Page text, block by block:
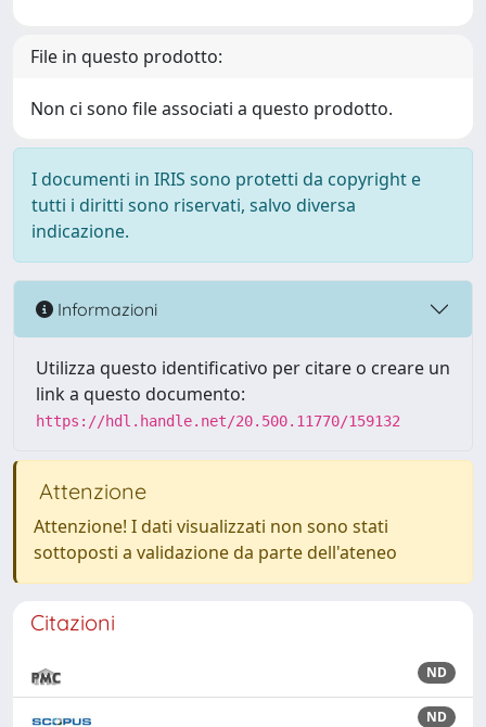
File in questo prodotto:
Non ci sono file associati a questo prodotto.
I documenti in IRIS sono protetti da copyright e
tutti i diritti sono riservati, salvo diversa
indicazione.
Informazioni
Utilizza questo identificativo per citare o creare un
link a questo documento:
https://hdl.handle.net/20.500.11770/159132
Attenzione
Attenzione! I dati visualizzati non sono stati
sottoposti a validazione da parte dell'ateneo
Citazioni
ND
ND